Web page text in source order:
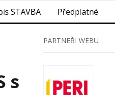
STAVBA Předplatné
s
PARTNEŘI WEBU